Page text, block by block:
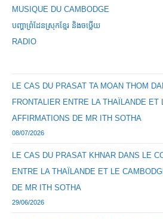
MUSIQUE DU CAMBODGE
បញ្ហាព្រំដែនស្រុកខ្មែរ និងចឞ្លើយ
RADIO
LE CAS DU PRASAT TA MOAN THOM
FRONTALIER ENTRE LA THAÏLANDE
AFFIRMATIONS DE MR ITH SOTHA
08/07/2026
LE CAS DU PRASAT KHNAR DANS LE
ENTRE LA THAÏLANDE ET LE
DE MR ITH SOTHA
29/06/2026